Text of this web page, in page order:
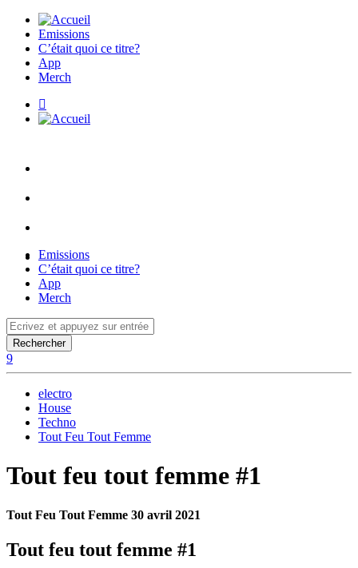
Emissions
C’était quoi ce titre?
App
Merch
Emissions
C’était quoi ce titre?
App
Merch
electro
House
Techno
Tout Feu Tout Femme
Tout feu tout femme #1
Tout Feu Tout Femme 30 avril 2021
Tout feu tout femme #1